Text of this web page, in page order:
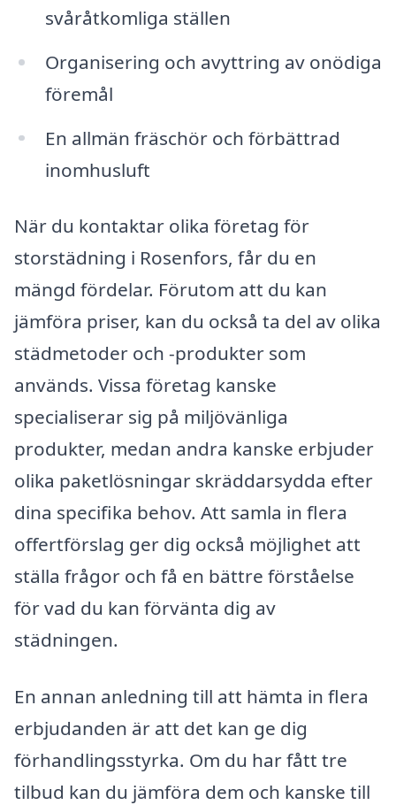
svåråtkomliga ställen
Organisering och avyttring av onödiga
föremål
En allmän fräschör och förbättrad
inomhusluft
När du kontaktar olika företag för
storstädning i Rosenfors, får du en
mängd fördelar. Förutom att du kan
jämföra priser, kan du också ta del av olika
städmetoder och -produkter som
används. Vissa företag kanske
specialiserar sig på miljövänliga
produkter, medan andra kanske erbjuder
olika paketlösningar skräddarsydda efter
dina specifika behov. Att samla in flera
offertförslag ger dig också möjlighet att
ställa frågor och få en bättre förståelse
för vad du kan förvänta dig av
städningen.
En annan anledning till att hämta in flera
erbjudanden är att det kan ge dig
förhandlingsstyrka. Om du har fått tre
tilbud kan du jämföra dem och kanske till